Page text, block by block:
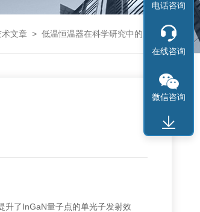
术文章> 低温恒温器在科学研究中的应用
升了InGaN量子点的单光子发射效
电话咨询
在线咨询
微信咨询